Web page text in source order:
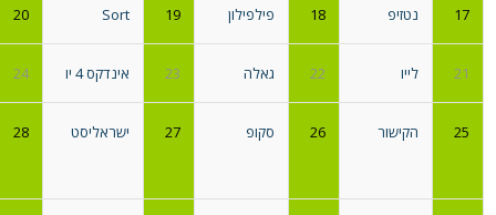
17 נטזיפ 18 פילפילון 19
Sort
20
21 לייו 22 גאלה 23 אינדקס 4 יו 24
25 הקישור 26 סקופ 27 ישראליסט 28